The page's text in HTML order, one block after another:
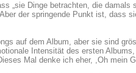
„sie Dinge betrachten, die
der springende Punkt ist, dass
auf dem Album, aber sie sind
Intensität des ersten
Mal denke ich eher, ,Oh mein